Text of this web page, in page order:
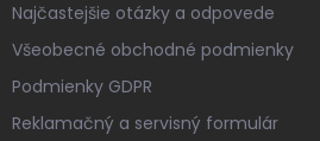
Najčastejšie otázky a odpovede
Všeobecné obchodné podmienky
Podmienky GDPR
Reklamačný a servisný formulár